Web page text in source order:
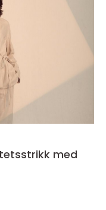
med